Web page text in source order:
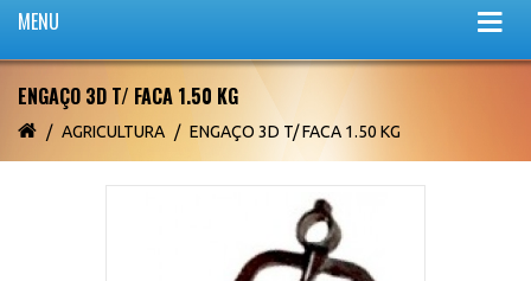
MENU
ENGAÇO 3D T/ FACA 1.50 KG
AGRICULTURA ENGAÇO 3D T/ FACA 1.50 KG